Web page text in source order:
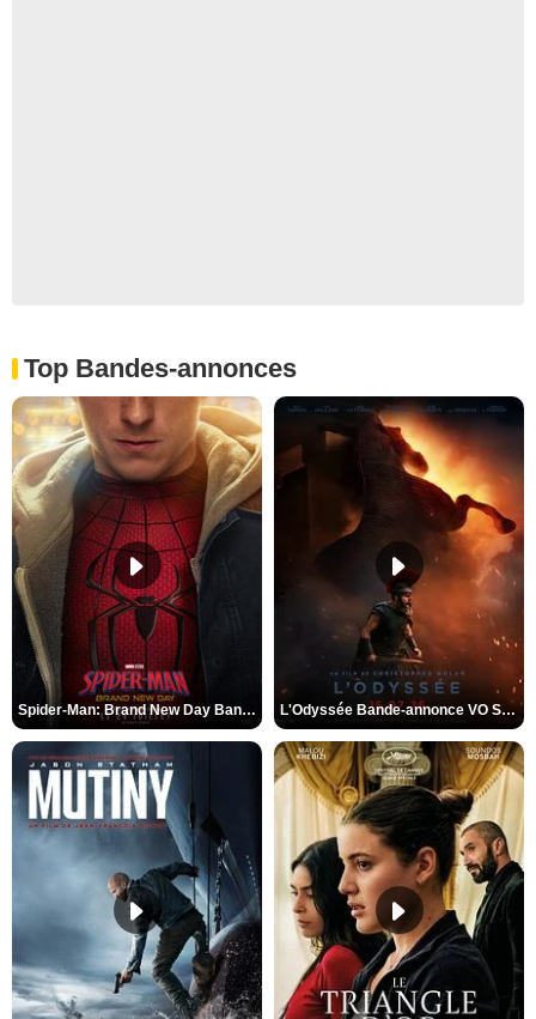
Top Bandes-annonces
Spider-Man: Brand New Day Bande-annonce VO STFR L'Odyssée Bande-annonce VO STFR